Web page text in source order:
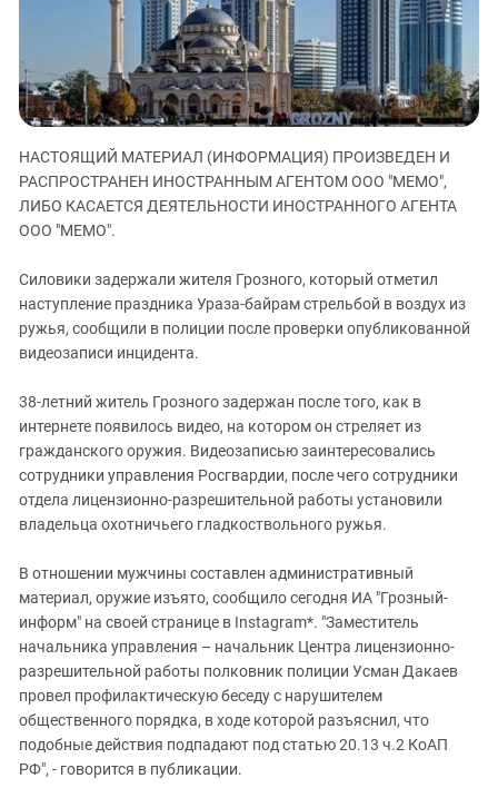
ЗАСТАВЛЯЕТ
КАВКАЗ ЗА ПАЛЕСТИНУ
ИНАКОМЫСЛИЕ В ЧЕЧНЕ
ПРЕСЛЕДОВАНИЕ АКТИВИСТОВ
МОБИЛИЗАЦИЯ И ПРОТЕСТЫ
Кабардино-Балкария
Калмыкия
Карачаево-Черкесия
Краснодарский край
Нагорный Карабах
Северная Осетия - Алания
СКФО
Ставропольский край
Чечня
Южный Кавказ
ЮФО
НАСТОЯЩИЙ МАТЕРИАЛ (ИНФОРМАЦИЯ) ПРОИЗВЕДЕН И
РАСПРОСТРАНЕН ИНОСТРАННЫМ АГЕНТОМ ООО "МЕМО",
ЛИБО КАСАЕТСЯ ДЕЯТЕЛЬНОСТИ ИНОСТРАННОГО АГЕНТА
ООО "МЕМО".
Силовики задержали жителя Грозного, который отметил
наступление праздника Ураза-байрам стрельбой в воздух из
ружья, сообщили в полиции после проверки опубликованной
видеозаписи инцидента.
38-летний житель Грозного задержан после того, как в
интернете появилось видео, на котором он стреляет из
гражданского оружия. Видеозаписью заинтересовались
сотрудники управления Росгвардии, после чего сотрудники
отдела лицензионно-разрешительной работы установили
владельца охотничьего гладкоствольного ружья.
В отношении мужчины составлен административный
материал, оружие изъято, сообщило сегодня ИА "Грозный-
информ" на своей странице в Instagram*. "Заместитель
начальника управления – начальник Центра лицензионно-
разрешительной работы полковник полиции Усман Дакаев
провел профилактическую беседу с нарушителем
общественного порядка, в ходе которой разъяснил, что
подобные действия подпадают под статью 20.13 ч.2 КоАП
РФ", - говорится в публикации.